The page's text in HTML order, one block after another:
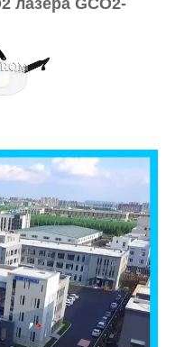
лазера GCO2-